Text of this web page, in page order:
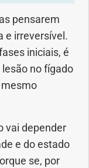
pensarem
e irreversível.
iniciais, é
no fígado
vai depender
e do estado
se, por